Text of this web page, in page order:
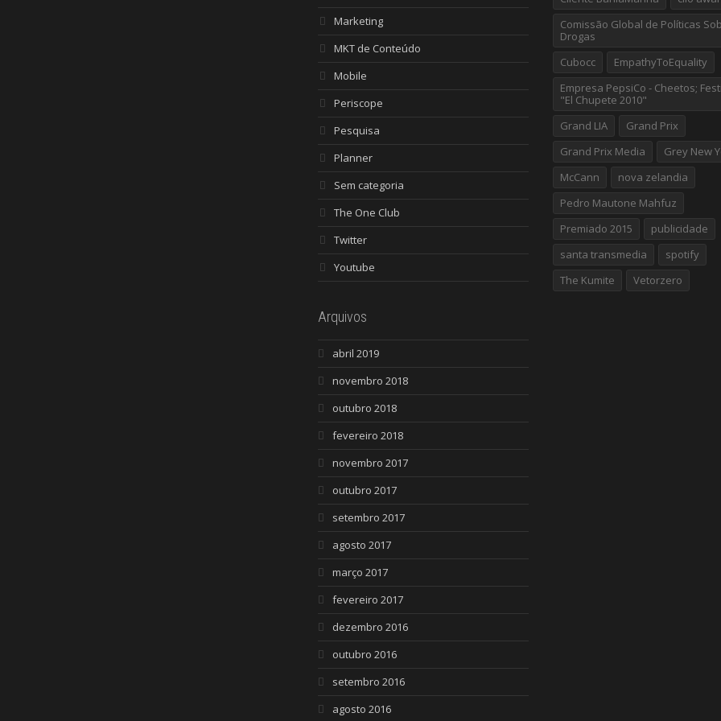
Marketing
MKT de Conteúdo
Mobile
Periscope
Pesquisa
Planner
Sem categoria
The One Club
Twitter
Youtube
Arquivos
abril 2019
novembro 2018
outubro 2018
fevereiro 2018
novembro 2017
outubro 2017
setembro 2017
agosto 2017
março 2017
fevereiro 2017
dezembro 2016
outubro 2016
setembro 2016
agosto 2016
Comissão Global de Políticas
Drogas
Cubocc
EmpathyToEquality
Empresa PepsiCo - Cheetos;
"El Chupete 2010"
Grand LIA
Grand Prix
Grand Prix Media
Grey New
McCann
nova zelandia
Pedro Mautone Mahfuz
Premiado 2015
publicidade
santa transmedia
spotify
The Kumite
Vetorzero